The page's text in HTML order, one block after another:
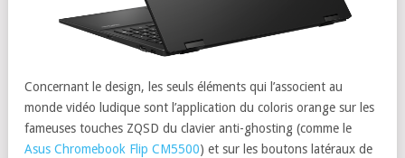
Concernant le design, les seuls éléments qui l’associent au
monde vidéo ludique sont l’application du coloris orange sur les
fameuses touches ZQSD du clavier anti-ghosting (comme le
Asus Chromebook Flip CM5500) et sur les boutons latéraux de